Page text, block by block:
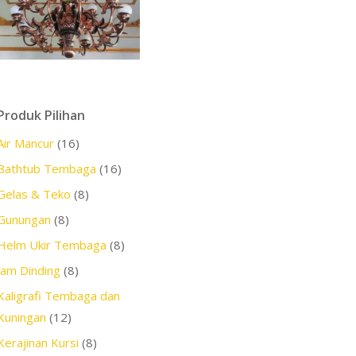
Pilihan
Mancur (16)
Tembaga (16)
& Teko (8)
(8)
Ukir Tembaga (8)
Dinding (8)
Tembaga dan
(12)
Kursi (8)